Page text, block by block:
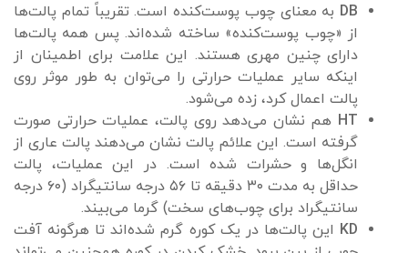
DB به معنای چوب پوست‌کنده است. تقریباً تمام پالت‌ها
از «چوب پوست‌کنده» ساخته شده‌اند. پس همه پالت‌ها
دارای چنین مهری هستند. این علامت برای اطمینان از
اینکه سایر عملیات حرارتی را می‌توان به طور موثر روی
پالت اعمال کرد، زده می‌شود.
HT هم نشان می‌دهد روی پالت، عملیات حرارتی صورت
گرفته است. این علائم پالت نشان می‌دهند پالت عاری از
انگل‌ها و حشرات شده است. در این عملیات، پالت
حداقل به مدت ۳۰ دقیقه تا ۵۶ درجه سانتیگراد (۶۰ درجه
سانتیگراد برای چوب‌های سخت) گرما می‌بیند.
KD این پالت‌ها در یک کوره گرم شده‌اند تا هرگونه آفت